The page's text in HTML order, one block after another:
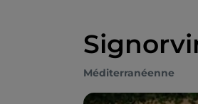
Méditerranéenne